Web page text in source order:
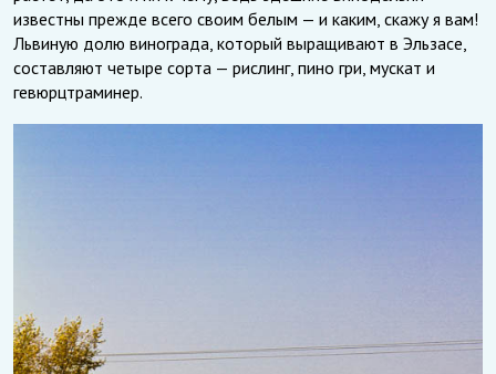
известны прежде всего своим белым — и каким, скажу я вам!
Львиную долю винограда, который выращивают в Эльзасе,
составляют четыре сорта — рислинг, пино гри, мускат и
гевюрцтраминер.